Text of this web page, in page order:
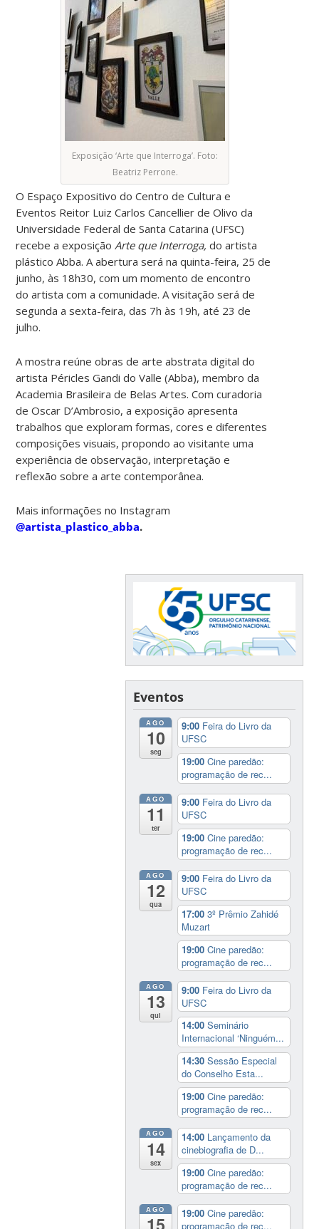
Exposição ‘Arte que Interroga’. Foto:
Beatriz Perrone.
O Espaço Expositivo do Centro de Cultura e
Eventos Reitor Luiz Carlos Cancellier de Olivo da
Universidade Federal de Santa Catarina (UFSC)
recebe a exposiçãoArte que Interroga, do artista
plástico Abba. A abertura será na quinta-feira, 25 de
junho, às 18h30, com um momento de encontro
do artista com a comunidade. A visitação será de
segunda a sexta-feira, das 7h às 19h, até 23 de
julho.
A mostra reúne obras de arte abstrata digital do
artista Péricles Gandi do Valle (Abba), membro da
Academia Brasileira de Belas Artes. Com curadoria
de Oscar D’Ambrosio, a exposição apresenta
trabalhos que exploram formas, cores e diferentes
composições visuais, propondo ao visitante uma
experiência de observação, interpretação e
reflexão sobre a arte contemporânea.
Mais informações no Instagram
@artista_plastico_abba.
Eventos
AGO
10
seg
9:00 Feira do Livro da
UFSC
19:00Cine paredão:
programação de rec...
AGO
11
ter
9:00 Feira do Livro da
UFSC
19:00Cine paredão:
programação de rec...
AGO
12
qua
9:00 Feira do Livro da
UFSC
17:003º Prêmio Zahidé
Muzart
19:00Cine paredão:
programação de rec...
AGO
13
qui
9:00 Feira do Livro da
UFSC
14:00Seminário
Internacional ‘Ninguém...
14:30Sessão Especial
do Conselho Esta...
19:00Cine paredão:
programação de rec...
AGO
14
sex
14:00 Lançamento da
cinebiografia de D...
19:00Cine paredão:
programação de rec...
AGO 19:00Cine paredão:
programação de rec...